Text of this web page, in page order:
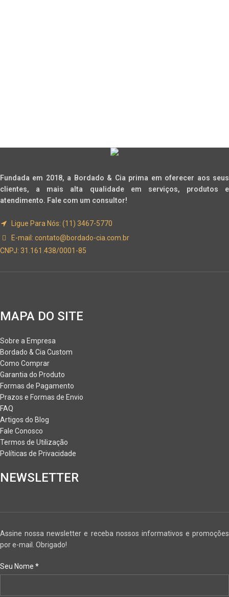
Fundada em 2018, a Bordado & Cia prima em oferecer aos seus
clientes, a mais alta qualidade em serviços, produtos e
atendimento. Fale com um consultor!
Ligue Para Nós: (11) 3467-5770
E-mail: contato@bordado-cia.com.br
CNPJ: 31.161.438/0001-85
MAPA DO SITE
Sobre a Empresa
Bordado & Cia Custom
Como Comprar
Garantia do Produto
Formas de Pagamento
Prazos e Formas de Envio
FAQ
Artigos do Blog
Fale Conosco
Termos de Utilização
Políticas de Privacidade
NEWSLETTER
Assine nossa newsletter e receba nossos informativos e promoções
por e-mail. Obrigado!
Seu Nome *